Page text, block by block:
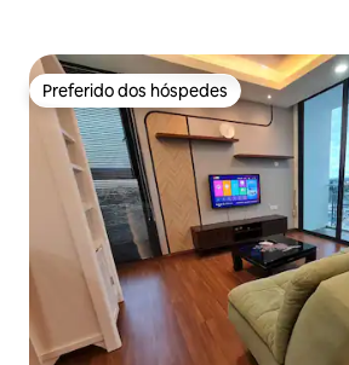
Preferido dos hóspedes
Preferido dos hóspedes